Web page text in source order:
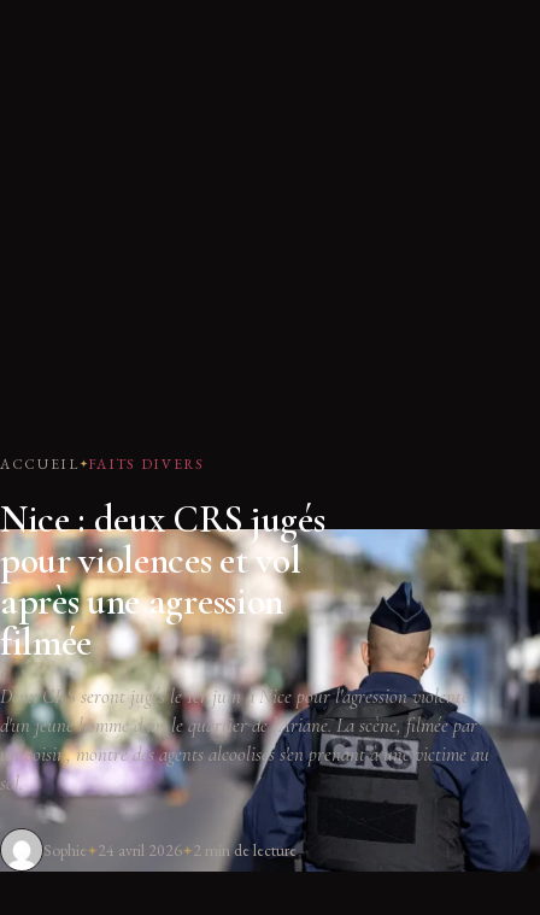
ACCUEIL FAITS DIVERS
Nice : deux CRS jugés
pour violences et vol
après une agression
filmée
Deux CRS seront jugés le 1er juin à Nice pour l'agression violente
d'un jeune homme dans le quartier de l'Ariane. La scène, filmée par
un voisin, montre des agents alcoolisés s'en prenant à une victime au
sol.
Sophie 24 avril 2026 2 min de lecture